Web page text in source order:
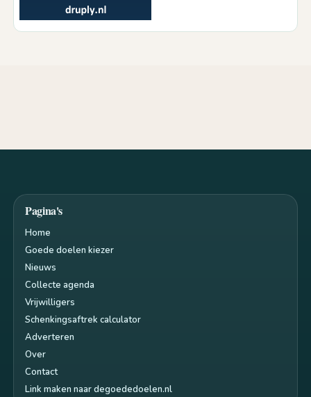
Pagina's
Home
Goede doelen kiezer
Nieuws
Collecte agenda
Vrijwilligers
Schenkingsaftrek calculator
Adverteren
Over
Contact
Link maken naar degoededoelen.nl